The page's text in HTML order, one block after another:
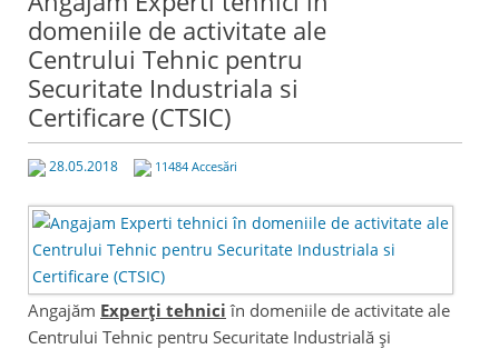
domeniile de activitate ale
Centrului Tehnic pentru
Securitate Industriala si
Certificare (CTSIC)
28.05.2018 11484 Accesări
Angajăm Experți tehnici în domeniile de activitate ale
Centrului Tehnic pentru Securitate Industrială și